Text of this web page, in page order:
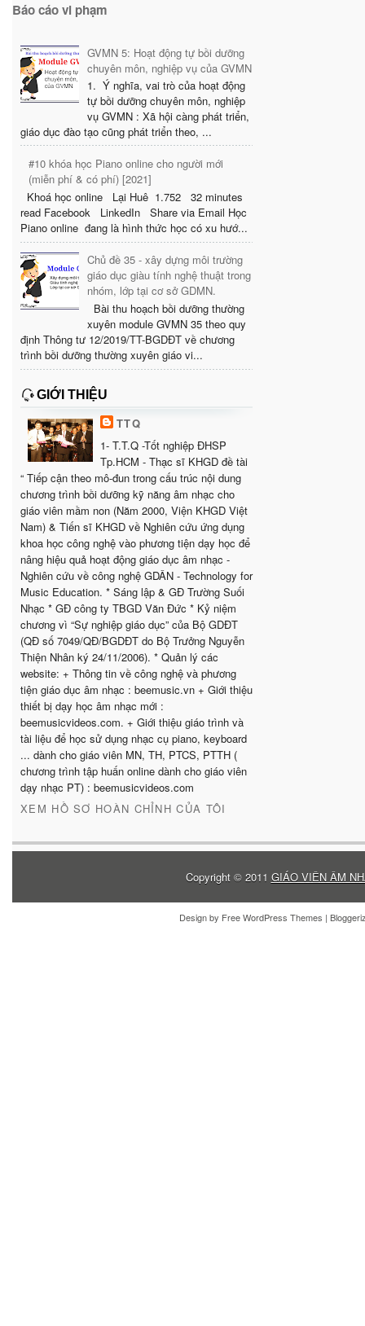
Báo cáo vi phạm
GVMN 5: Hoạt động tự bồi dưỡng
chuyên môn, nghiệp vụ của GVMN
1. Ý nghĩa, vai trò của hoạt động
tự bồi dưỡng chuyên môn, nghiệp
vụ GVMN : Xã hội càng phát triển,
giáo dục đào tạo cũng phát triển theo, ...
#10 khóa học Piano online cho người mới
(miễn phí & có phí) [2021]
Khoá học online Lại Huê 1.752 32 minutes
read Facebook LinkedIn Share via Email Học
Piano online đang là hình thức học có xu hướ...
Chủ đề 35 - xây dựng môi trường
giáo dục giàu tính nghệ thuật trong
nhóm, lớp tại cơ sở GDMN.
Bài thu hoạch bồi dưỡng thường
xuyên module GVMN 35 theo quy
định Thông tư 12/2019/TT-BGDĐT về chương
trình bồi dưỡng thường xuyên giáo vi...
GIỚI THIỆU
TTQ
1- T.T.Q -Tốt nghiệp ĐHSP
Tp.HCM - Thạc sĩ KHGD đề tài
“ Tiếp cận theo mô-đun trong cấu trúc nội dung
chương trình bồi dưỡng kỹ năng âm nhạc cho
giáo viên mầm non (Năm 2000, Viện KHGD Việt
Nam) & Tiến sĩ KHGD về Nghiên cứu ứng dụng
khoa học công nghệ vào phương tiện dạy học để
nâng hiệu quả hoạt động giáo dục âm nhạc -
Nghiên cứu về công nghệ GDÂN - Technology for
Music Education. * Sáng lập & GĐ Trường Suối
Nhạc * GĐ công ty TBGD Văn Đức * Kỷ niệm
chương vì “Sự nghiệp giáo dục” của Bộ GDĐT
(QĐ số 7049/QĐ/BGDĐT do Bộ Trưởng Nguyễn
Thiện Nhân ký 24/11/2006). * Quản lý các
website: + Thông tin về công nghệ và phương
tiện giáo dục âm nhạc : beemusic.vn + Giới thiệu
thiết bị dạy học âm nhạc mới :
beemusicvideos.com. + Giới thiệu giáo trình và
tài liệu để học sử dụng nhạc cụ piano, keyboard
... dành cho giáo viên MN, TH, PTCS, PTTH (
chương trình tập huấn online dành cho giáo viên
dạy nhạc PT) : beemusicvideos.com
XEM HỒ SƠ HOÀN CHỈNH CỦA TÔI
Copyright © 2011 GIÁO VIÊN ÂM
Design by Free WordPress Themes |